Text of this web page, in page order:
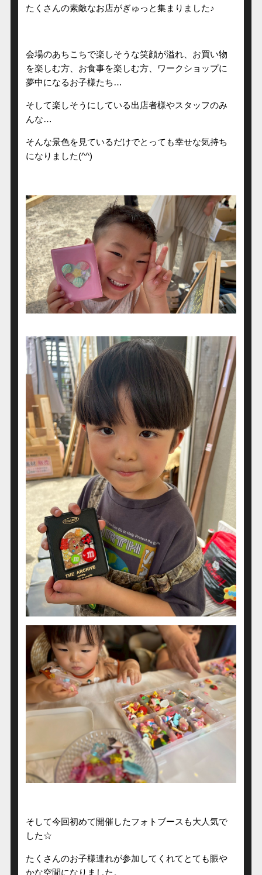
たくさんの素敵なお店がぎゅっと集まりました♪
会場のあちこちで楽しそうな笑顔が溢れ、お買い物
を楽しむ方、お食事を楽しむ方、ワークショップに
夢中になるお子様たち…
そして楽しそうにしている出店者様やスタッフのみ
んな…
そんな景色を見ているだけでとっても幸せな気持ち
になりました(^^)
そして今回初めて開催したフォトブースも大人気で
した☆
たくさんのお子様連れが参加してくれてとても賑や
かな空間になりました。